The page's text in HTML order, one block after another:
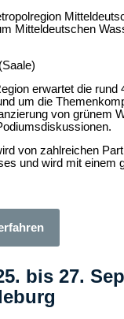
Mitteldeutschen
erwartet die rund
um die
von grünem
von zahlreichen
und wird mit einem
bis 27.